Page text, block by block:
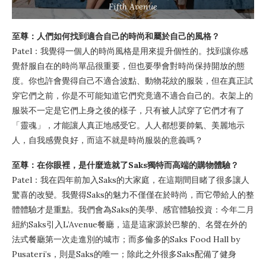
Fifth Avenue
至尊：人們如何找到適合自己的時尚和屬於自己的風格？
Patel：我覺得一個人的時尚風格是用來提升個性的。找到讓你感
覺舒服自在的時尚單品很重要，但也要學會對時尚保持開放的態
度。你也許會覺得自己不適合波點、動物花紋的服裝，但在真正試
穿它們之前，你是不可能知道它們究竟適不適合自己的。衣架上的
服裝不一定是它們上身之後的樣子，只有被人試穿了它們才有了
「靈魂」，才能讓人真正地感受它。人人都想要帥氣、美麗地示
人，自我感覺良好，而這不就是時尚服裝的意義嗎？
至尊：在你眼裡，是什麼造就了Saks獨特而高端的購物體驗？
Patel：我在四年前加入Saks的大家庭，在這期間目睹了很多讓人
驚喜的改變。我覺得Saks的魅力不僅僅在於時尚，而它帶給人的整
體體驗才是重點。我們會為Saks的美學、感官體驗投資：今年二月
紐約Saks引入L’Avenue餐廳，這是這家源於巴黎的、名聲在外的
法式餐廳第一次走進別的城市；而多倫多的Saks Food Hall by
Pusateri’s，則是Saks的唯一；除此之外很多Saks配備了健身